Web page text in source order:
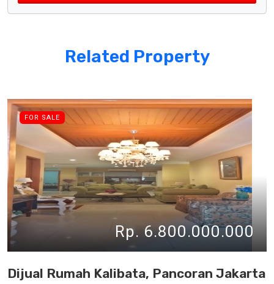
Related Property
FOR SALE
Rp. 6.800.000.000
Dijual Rumah Kalibata, Pancoran Jakarta